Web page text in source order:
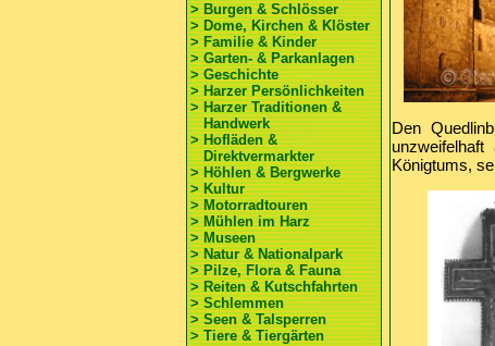
> Burgen & Schlösser
> Dome, Kirchen & Klöster
> Familie & Kinder
> Garten- & Parkanlagen
> Geschichte
> Harzer Persönlichkeiten
> Harzer Traditionen &
Handwerk
> Hofläden &
Direktvermarkter
> Höhlen & Bergwerke
> Kultur
> Motorradtouren
> Mühlen im Harz
> Museen
> Natur & Nationalpark
> Pilze, Flora & Fauna
> Reiten & Kutschfahrten
> Schlemmen
> Seen & Talsperren
> Tiere & Tiergärten
Den
Königtums,